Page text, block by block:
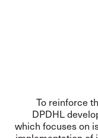
To reinforce
DPDHL
which focuses on